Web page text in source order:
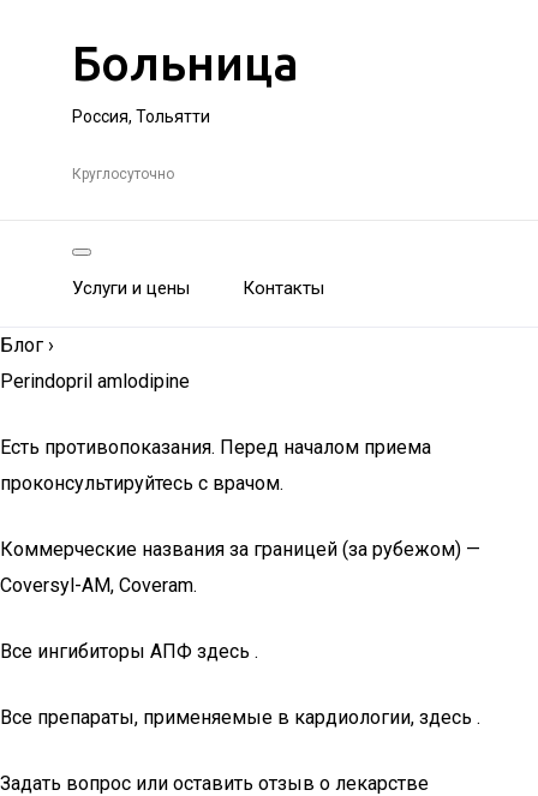
Больница
Россия, Тольятти
Круглосуточно
Услуги и цены Контакты
Блог ›
Perindopril amlodipine
Есть противопоказания. Перед началом приема
проконсультируйтесь с врачом.
Коммерческие названия за границей (за рубежом) —
Coversyl-AM, Coveram.
Все ингибиторы АПФ здесь .
Все препараты, применяемые в кардиологии, здесь .
Задать вопрос или оставить отзыв о лекарстве